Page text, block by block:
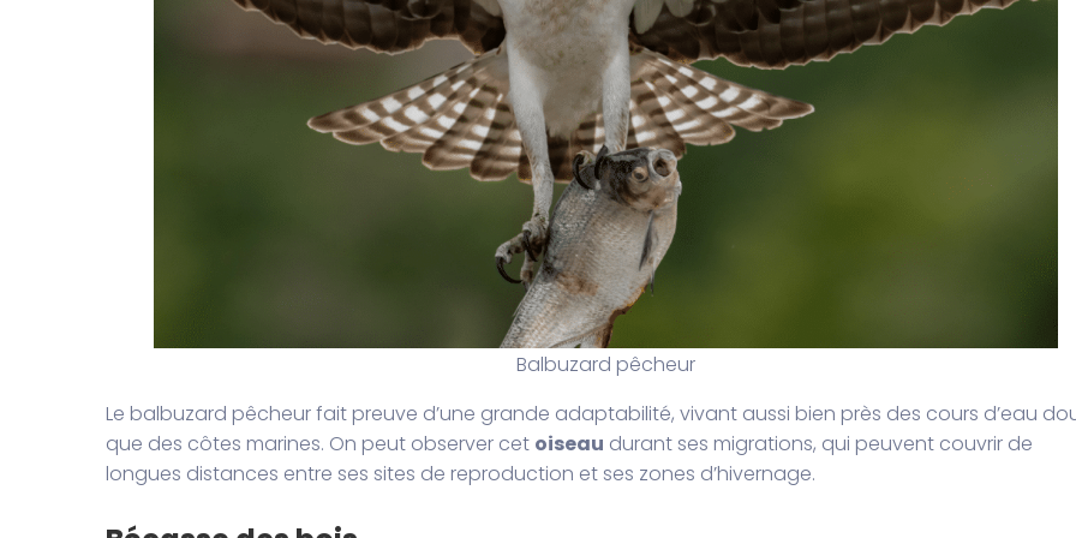
Balbuzard pêcheur
Le balbuzard pêcheur fait preuve d’une grande adaptabilité, vivant aussi bien près des cours d’eau
que des côtes marines. On peut observer cet oiseau durant ses migrations, qui peuvent couvrir de
longues distances entre ses sites de reproduction et ses zones d’hivernage.